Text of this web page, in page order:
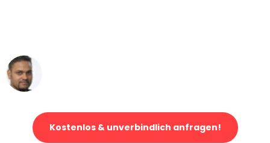
Kostenlos & unverbindlich anfragen!